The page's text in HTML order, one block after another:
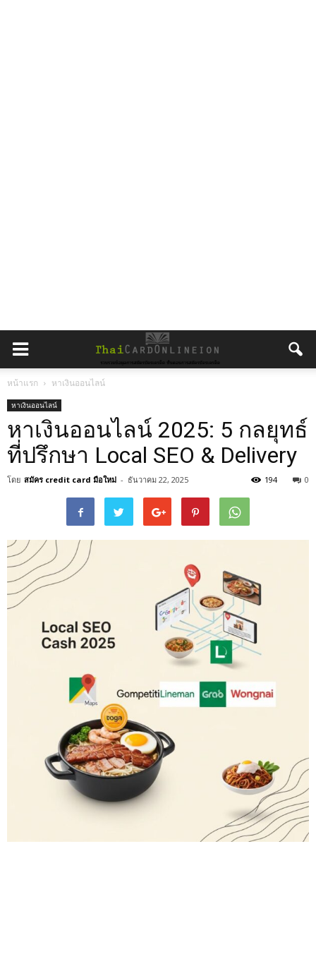
หน้าแรก หาเงินออนไลน์
หาเงินออนไลน์
หาเงินออนไลน์ 2025: 5 กลยุทธ์
ที่ปรึกษา Local SEO & Delivery
โดย สมัคร credit card มือใหม่ - ธันวาคม 22, 2025 0
194